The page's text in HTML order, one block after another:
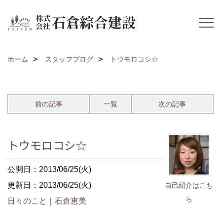
ホーム スタッフブログ トウモロコシ☆
前の記事 一覧 次の記事
自己紹介はこち
ら
トウモロコシ☆
公開日：2013/06/25(火)
更新日：2013/06/25(火)
日々のこと
石倉恵美